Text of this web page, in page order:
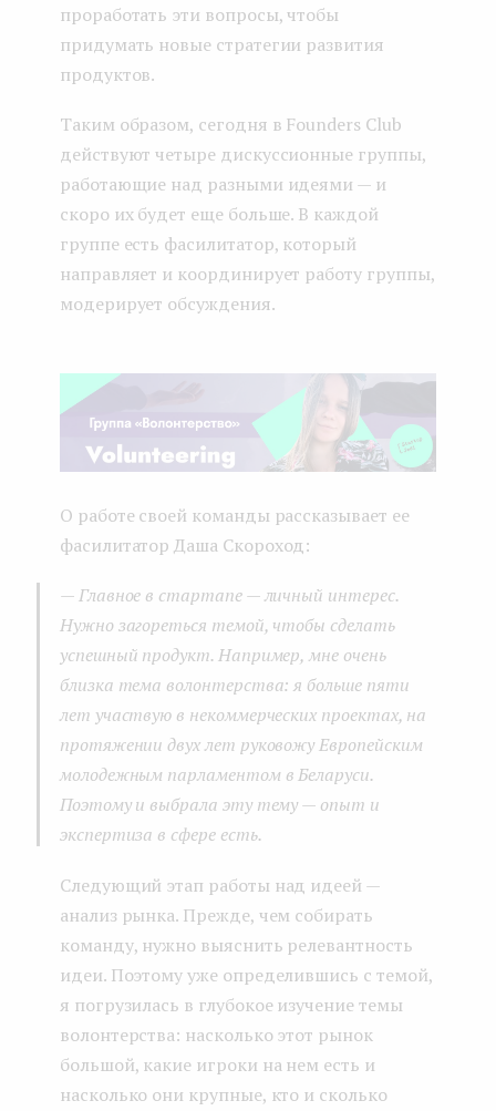
проработать эти вопросы, чтобы
придумать новые стратегии развития
продуктов.
Таким образом, сегодня в Founders Club
действуют четыре дискуссионные группы,
работающие над разными идеями — и
скоро их будет еще больше. В каждой
группе есть фасилитатор, который
направляет и координирует работу группы,
модерирует обсуждения.
О работе своей команды рассказывает ее
фасилитатор Даша Скороход:
—Главное в стартапе — личный интерес.
Нужно загореться темой, чтобы сделать
успешный продукт. Например, мне очень
близка тема волонтерства: я больше пяти
лет участвую в некоммерческих проектах, на
протяжении двух лет руковожу Европейским
молодежным парламентом в Беларуси.
Поэтому и выбрала эту тему — опыт и
экспертиза в сфере есть.
Следующий этап работы над идеей —
анализ рынка. Прежде, чем собирать
команду, нужно выяснить релевантность
идеи. Поэтому уже определившись с темой,
я погрузилась в глубокое изучение темы
волонтерства: насколько этот рынок
большой, какие игроки на нем есть и
насколько они крупные, кто и сколько